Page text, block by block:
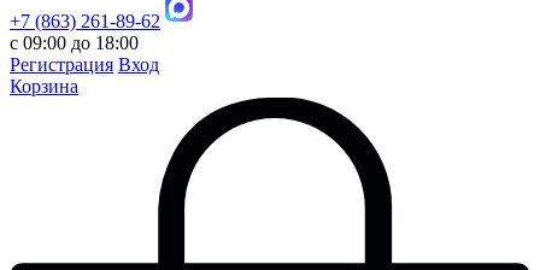
+7 (863) 261-89-62
с 09:00 до 18:00
Регистрация Вход
Корзина